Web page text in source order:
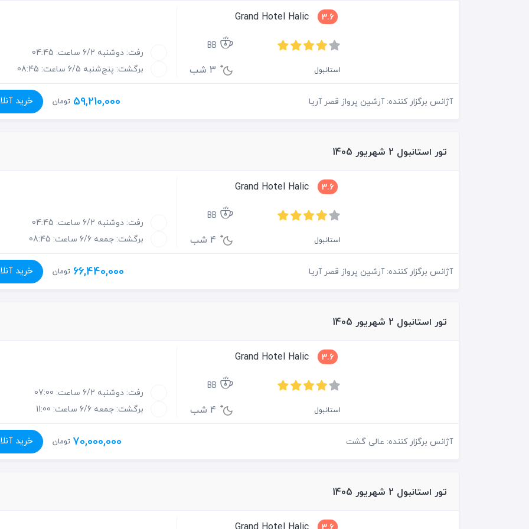
3.6
BB
استانبول 3 شب
رفت: دوشنبه 6/2 ساعت: 04:45
برگشت: پنج‌شنبه 6/5 ساعت: 08:45
آژانس برگزار کننده: آرشین پرواز قصر آریا 59,210,000 تومان خرید
تور استانبول 2 شهریور 1405
3.6
BB
استانبول 4 شب
رفت: دوشنبه 6/2 ساعت: 04:45
برگشت: جمعه 6/6 ساعت: 08:45
آژانس برگزار کننده: آرشین پرواز قصر آریا 66,440,000 تومان خرید
تور استانبول 2 شهریور 1405
3.6
BB
استانبول 4 شب
رفت: دوشنبه 6/2 ساعت: 07:00
برگشت: جمعه 6/6 ساعت: 11:00
آژانس برگزار کننده: عالی گشت 70,000,000 تومان خرید
تور استانبول 2 شهریور 1405